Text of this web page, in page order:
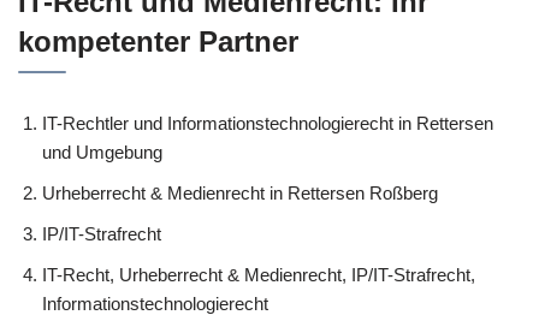
kompetenter Partner
IT-Rechtler und Informationstechnologierecht in Rettersen
und Umgebung
Urheberrecht & Medienrecht in Rettersen Roßberg
IP/IT-Strafrecht
IT-Recht, Urheberrecht & Medienrecht, IP/IT-Strafrecht,
Informationstechnologierecht